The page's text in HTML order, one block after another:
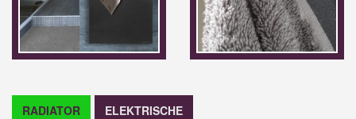
RADIATOR ELEKTRISCHE